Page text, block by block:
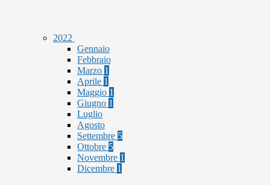
2022
Gennaio
Febbraio
Marzo 1
Aprile 1
Maggio 1
Giugno 1
Luglio
Agosto
Settembre 5
Ottobre 5
Novembre 1
Dicembre 1